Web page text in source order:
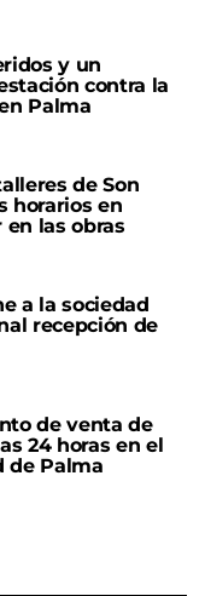
y un
contra la
Palma
de Son
horarios en
en las obras
a la sociedad
recepción de
de venta de
24 horas en el
de Palma